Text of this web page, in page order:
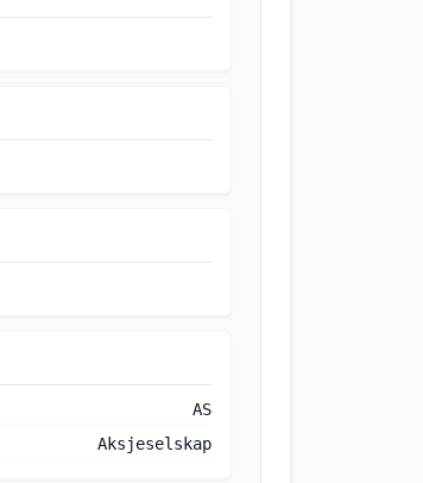
AS
Aksjeselskap